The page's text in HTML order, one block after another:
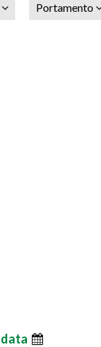
Portamento
data